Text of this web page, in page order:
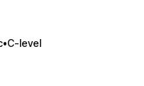
•C-level